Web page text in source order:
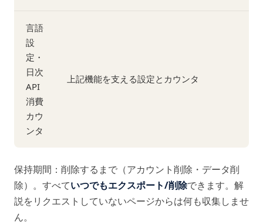
言語
設
定・
日次
API
消費
カウ
ンタ
上記機能を支える設定とカウンタ
保持期間：削除するまで（アカウント削除・データ削
除）。すべていつでもエクスポート/削除できます。解
説をリクエストしていないページからは何も収集しませ
ん。